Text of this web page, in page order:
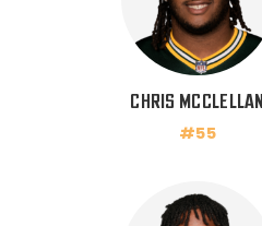
CHRIS MCCLELLAN
#55